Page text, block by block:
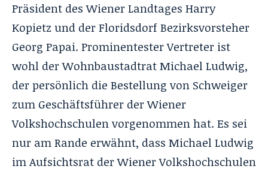
Präsident des Wiener Landtages Harry
Kopietz und der Floridsdorf Bezirksvorsteher
Georg Papai. Prominentester Vertreter ist
wohl der WohnbaustadtratMichael Ludwig,
der persönlich die Bestellung von Schweiger
zum Geschäftsführer der Wiener
Volkshochschulen vorgenommen hat. Es sei
nur am Rande erwähnt, dass Michael Ludwig
im Aufsichtsrat der Wiener Volkshochschulen